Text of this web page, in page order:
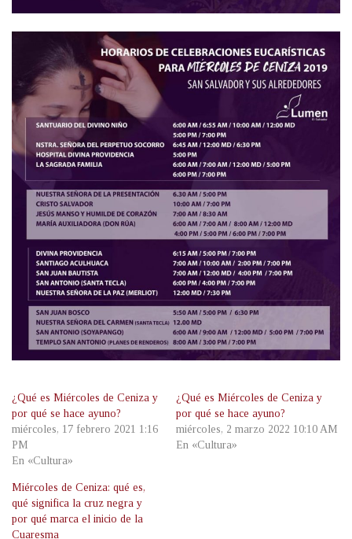
¿Qué es Miércoles de Ceniza y
por qué se hace ayuno?
miércoles, 17 febrero 2021 1:16
PM
En «Cultura»
¿Qué es Miércoles de Ceniza y
por qué se hace ayuno?
miércoles, 2 marzo 2022 10:10 AM
En «Cultura»
Miércoles de Ceniza: qué es,
qué significa la cruz negra y
por qué marca el inicio de la
Cuaresma